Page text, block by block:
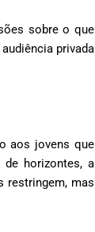
sobre o que
privada
aos jovens que
de horizontes, a
restringem, mas